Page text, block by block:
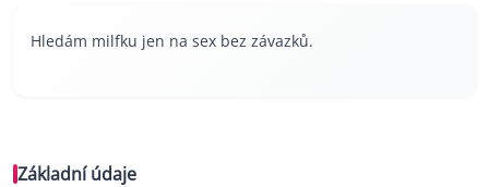
Hledám milfku jen na sex bez závazků.
Základní údaje